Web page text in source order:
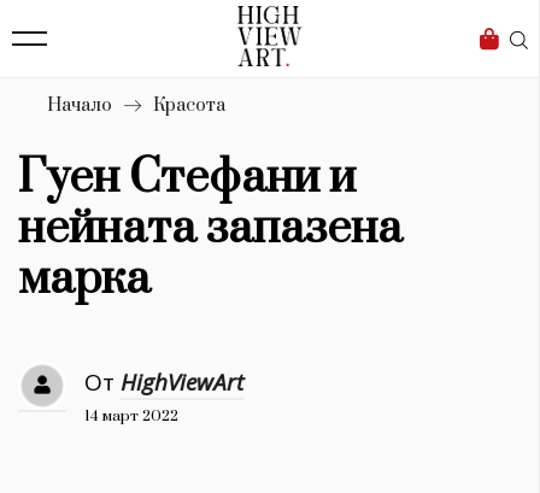
Бизнес
Мода
Dialogue
Изкуство
4340
Красота
Дизайн
Начало Красота
Гуен Стефани и
нейната запазена
марка
От HighViewArt
14 март 2022